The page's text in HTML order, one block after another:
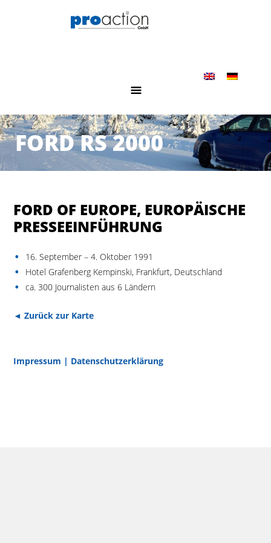
FORD RS 2000
FORD OF EUROPE, EUROPÄISCHE
PRESSEEINFÜHRUNG
16. September – 4. Oktober 1991
Hotel Grafenberg Kempinski, Frankfurt, Deutschland
ca. 300 Journalisten aus 6 Ländern
◄ Zurück zur Karte
Impressum | Datenschutzerklärung